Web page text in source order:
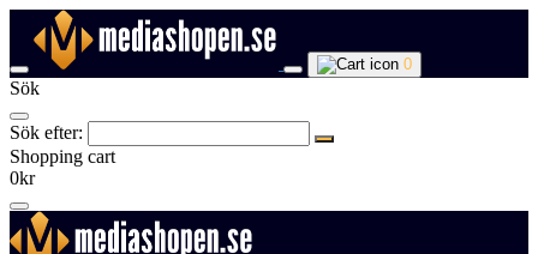
0
Sök
Sök efter:
Shopping cart
0kr